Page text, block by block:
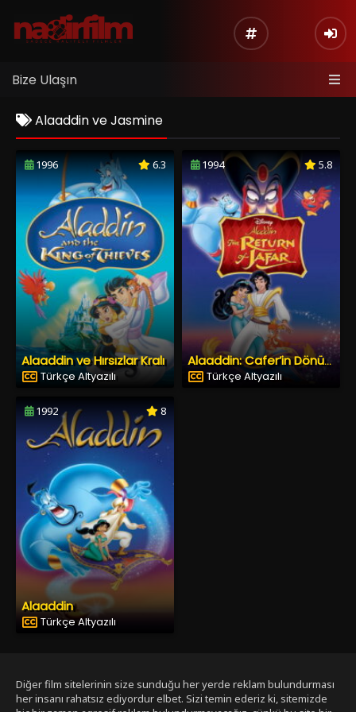
Bize Ulaşın
Alaaddin ve Jasmine
1996 6.3
Alaaddin ve Hırsızlar Kralı
Türkçe Altyazılı
1994 5.8
Alaaddin: Cafer’in Dönüşü
Türkçe Altyazılı
1992 8
Alaaddin
Türkçe Altyazılı
Diğer film sitelerinin size sunduğu her yerde reklam bulundurması
her insanı rahatsız ediyordur elbet. Sizi temin ederiz ki, sitemizde